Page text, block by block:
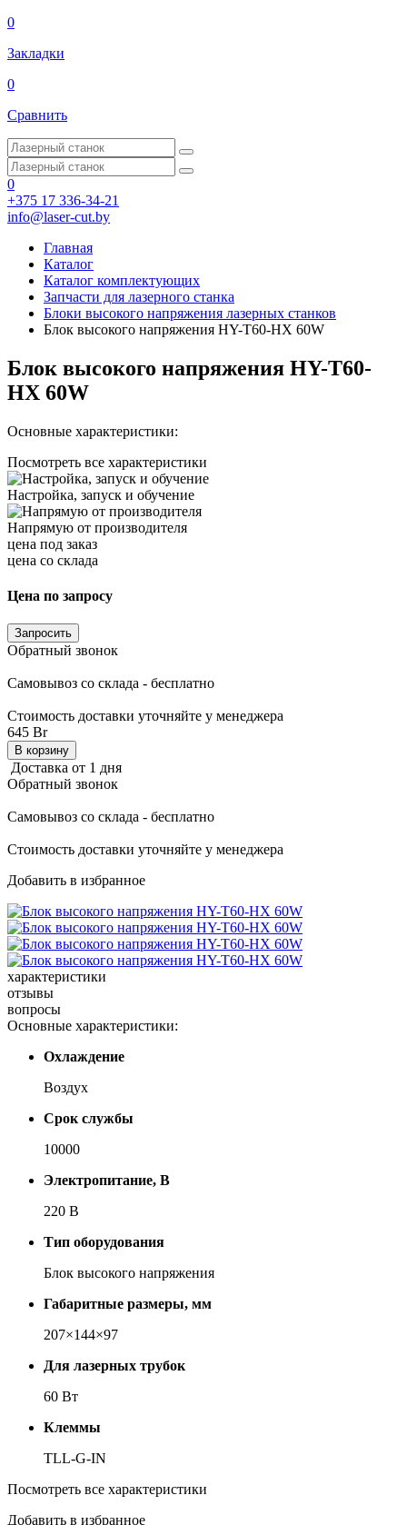
0
Закладки
0
Сравнить
0
+375 17 336-34-21
info@laser-cut.by
Главная
Каталог
Каталог комплектующих
Запчасти для лазерного станка
Блоки высокого напряжения лазерных станков
Блок высокого напряжения HY-T60-HX 60W
Блок высокого напряжения HY-T60-
HX 60W
Основные характеристики:
Посмотреть все характеристики
Настройка, запуск и обучение
Напрямую от производителя
цена под заказ
цена со склада
Цена по запросу
Запросить
Обратный звонок
Самовывоз со склада - бесплатно
Стоимость доставки уточняйте у менеджера
645 Br
В корзину
Доставка от 1 дня
Обратный звонок
Самовывоз со склада - бесплатно
Стоимость доставки уточняйте у менеджера
Добавить в избранное
характеристики
отзывы
вопросы
Основные характеристики:
Охлаждение
Воз­дух
Срок службы
10000
Электропитание, В
220 В
Тип оборудования
Блок вы­со­ко­го на­пря­же­ния
Габаритные размеры, мм
207×144×97
Для лазерных трубок
60 Вт
Клеммы
TLL-G-IN
Посмотреть все характеристики
Добавить в избранное